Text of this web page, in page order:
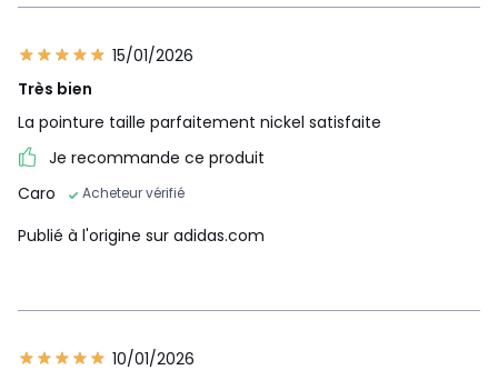
15/01/2026
Très bien
La pointure taille parfaitement nickel satisfaite
Je recommande ce produit
Caro
Acheteur vérifié
Publié à l'origine sur adidas.com
10/01/2026